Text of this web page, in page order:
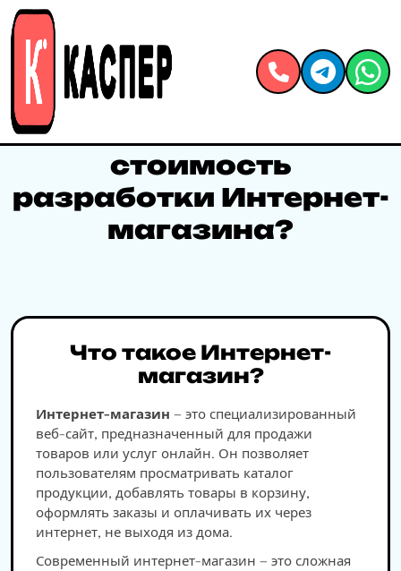
СОЗДАНИЕ ИНТЕРНЕТ-МАГАЗИНА
стоимость
разработки Интернет-
магазина?
Что такое Интернет-
магазин?
Интернет-магазин — это специализированный
веб-сайт, предназначенный для продажи
товаров или услуг онлайн. Он позволяет
пользователям просматривать каталог
продукции, добавлять товары в корзину,
оформлять заказы и оплачивать их через
интернет, не выходя из дома.
Современный интернет-магазин — это сложная